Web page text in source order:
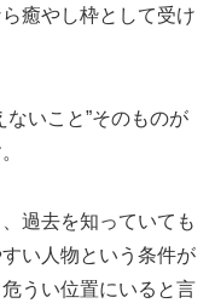
癒やし枠として受け
ないこと”そのものが
過去を知っていても
い人物という条件が
うい位置にいると言